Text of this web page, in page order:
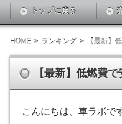
トップに戻る
HOME ランキング 【最新】
【最新】低燃費
こんにちは、車ラボで